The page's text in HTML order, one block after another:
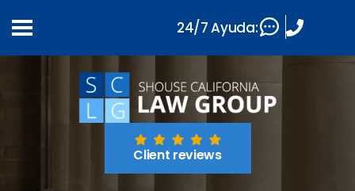
Client reviews
24/7 Ayuda: